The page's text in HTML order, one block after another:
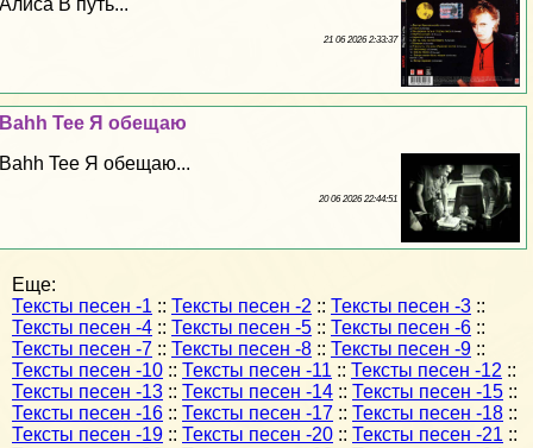
21 06 2026 2:33:37
Bahh Tee Я обещаю
Bahh Tee Я обещаю...
20 06 2026 22:44:51
Еще:
Тексты песен -1 :: Тексты песен -2 :: Тексты песен -3 ::
Тексты песен -4 :: Тексты песен -5 :: Тексты песен -6 ::
Тексты песен -7 :: Тексты песен -8 :: Тексты песен -9 ::
Тексты песен -10 :: Тексты песен -11 :: Тексты песен -12 ::
Тексты песен -13 :: Тексты песен -14 :: Тексты песен -15 ::
Тексты песен -16 :: Тексты песен -17 :: Тексты песен -18 ::
Тексты песен -19 :: Тексты песен -20 :: Тексты песен -21 ::